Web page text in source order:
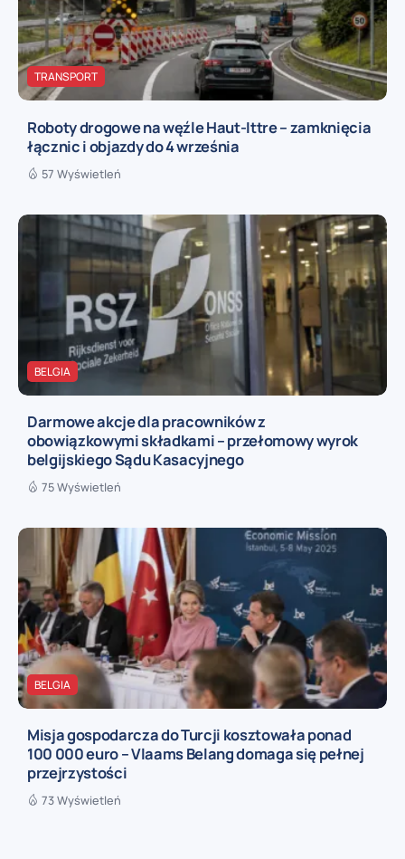
TRANSPORT
Roboty drogowe na węźle Haut-Ittre – zamknięcia
łącznic i objazdy do 4 września
57 Wyświetleń
BELGIA
Darmowe akcje dla pracowników z
obowiązkowymi składkami – przełomowy wyrok
belgijskiego Sądu Kasacyjnego
75 Wyświetleń
BELGIA
Misja gospodarcza do Turcji kosztowała ponad
100 000 euro – Vlaams Belang domaga się pełnej
przejrzystości
73 Wyświetleń